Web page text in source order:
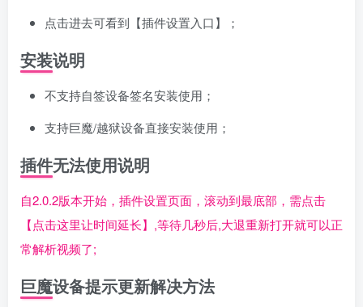
点击进去可看到【插件设置入口】；
安装说明
不支持自签设备签名安装使用；
支持巨魔/越狱设备直接安装使用；
插件无法使用说明
自2.0.2版本开始，插件设置页面，滚动到最底部，需点击
【点击这里让时间延长】,等待几秒后,大退重新打开就可以正
常解析视频了;
巨魔设备提示更新解决方法